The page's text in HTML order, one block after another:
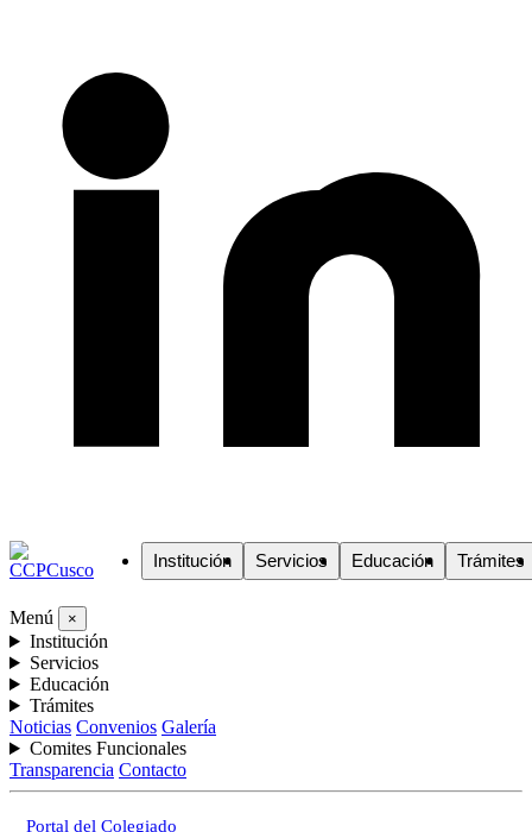
Institución Servicios Educación Trámites
Menú ×
Institución
Servicios
Educación
Trámites
Noticias Convenios Galería
Comites Funcionales
Transparencia Contacto
Portal del Colegiado